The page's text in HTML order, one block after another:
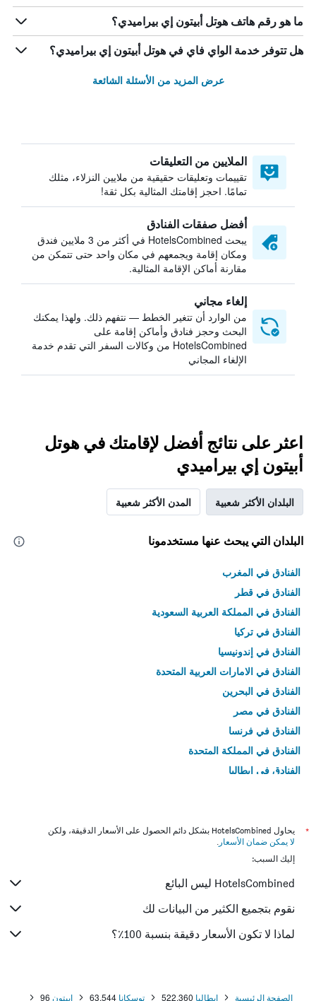
ما هو رقم هاتف هوتل أبيتون إي بيراميدي؟
هل تتوفر خدمة الواي فاي في هوتل أبيتون إي بيراميدي؟
عرض المزيد من الأسئلة الشائعة
الملايين من التعليقات
تقييمات وتعليقات حقيقية من ملايين النزلاء، مثلك
تمامًا. احجز إقامتك المثالية بكل ثقة!
أفضل صفقات الفنادق
يبحث HotelsCombined في أكثر من 3 ملايين فندق
ومكان إقامة ويجمعهم في مكان واحد حتى تتمكن من
مقارنة أماكن الإقامة المثالية.
إلغاء مجاني
من الوارد أن تتغير الخطط — نتفهم ذلك. ولهذا يمكنك
البحث وحجز فنادق وأماكن إقامة على
HotelsCombined من وكالات السفر التي تقدم خدمة
الإلغاء المجاني
اعثر على نتائج أفضل لإقامتك في هوتل
أبيتون إي بيراميدي
البلدان الأكثر شعبية المدن الأكثر شعبية
البلدان التي يبحث عنها مستخدمونا
الفنادق في المغرب
الفنادق في قطر
الفنادق في المملكة العربية السعودية
الفنادق في تركيا
الفنادق في إندونيسيا
الفنادق في الامارات العربية المتحدة
الفنادق في البحرين
الفنادق في مصر
الفنادق في فرنسا
الفنادق في المملكة المتحدة
الفنادق في إيطاليا
*
يحاول HotelsCombined بشكل دائم الحصول على الأسعار الدقيقة، ولكن
لا يمكن ضمان الأسعار .
إليك السبب:
HotelsCombined ليس البائع
نقوم بتجميع الكثير من البيانات لك
لماذا لا تكون الأسعار دقيقة بنسبة 100٪؟
الصفحة الرئيسية إيطاليا 522,360 توسكانا 63,544 ابيتون 96